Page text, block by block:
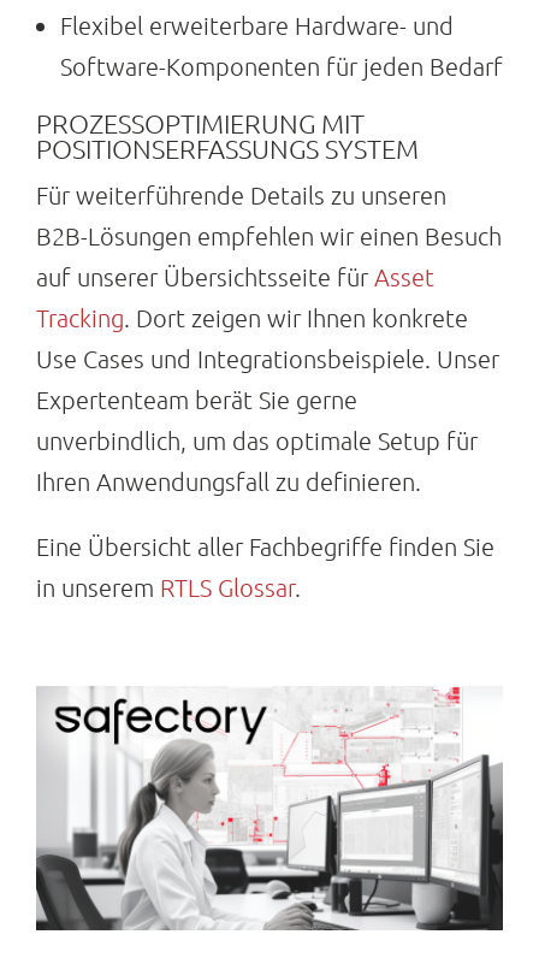
Flexibel erweiterbare Hardware- und
Software-Komponenten für jeden Bedarf
PROZESSOPTIMIERUNG MIT
POSITIONSERFASSUNGS SYSTEM
Für weiterführende Details zu unseren
B2B-Lösungen empfehlen wir einen Besuch
auf unserer Übersichtsseite für Asset
Tracking. Dort zeigen wir Ihnen konkrete
Use Cases und Integrationsbeispiele. Unser
Expertenteam berät Sie gerne
unverbindlich, um das optimale Setup für
Ihren Anwendungsfall zu definieren.
Eine Übersicht aller Fachbegriffe finden Sie
in unserem RTLS Glossar.